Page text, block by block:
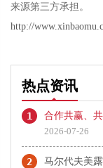
来源第三方承担。
http://
热点资讯
1
合作共赢、
2026-07-26
2